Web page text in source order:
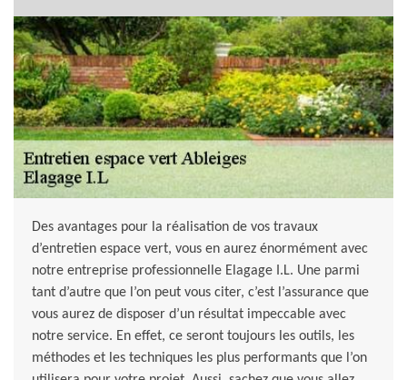
Des avantages pour la réalisation de vos travaux
d’entretien espace vert, vous en aurez énormément avec
notre entreprise professionnelle Elagage I.L. Une parmi
tant d’autre que l’on peut vous citer, c’est l’assurance que
vous aurez de disposer d’un résultat impeccable avec
notre service. En effet, ce seront toujours les outils, les
méthodes et les techniques les plus performants que l’on